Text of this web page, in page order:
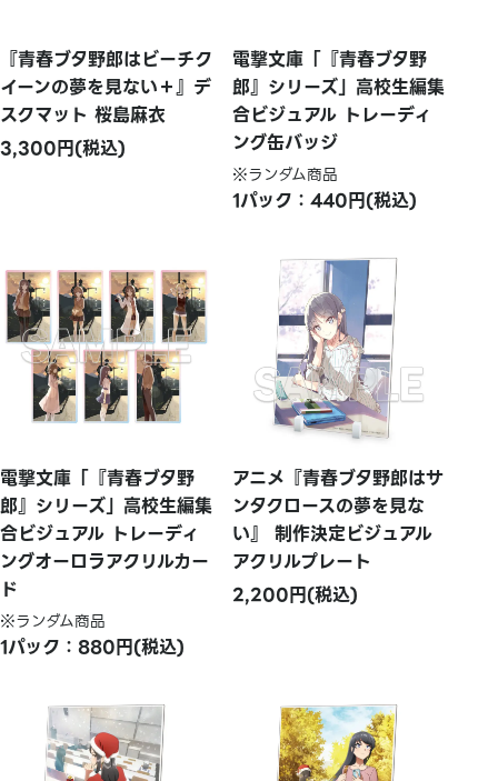
『青春ブタ野郎はビーチク
イーンの夢を見ない＋』デ
スクマット 桜島麻衣
3,300円(税込)
電撃文庫「『青春ブタ野
郎』シリーズ」高校生編集
合ビジュアル トレーディ
ング缶バッジ
※ランダム商品
1パック：440円(税込)
電撃文庫「『青春ブタ野
郎』シリーズ」高校生編集
合ビジュアル トレーディ
ングオーロラアクリルカー
ド
※ランダム商品
1パック：880円(税込)
アニメ『青春ブタ野郎はサ
ンタクロースの夢を見な
い』 制作決定ビジュアル
アクリルプレート
2,200円(税込)